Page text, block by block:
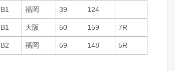
B1 福岡 39 124
B1 大阪 50 159 7R
B2 福岡 59 148 5R